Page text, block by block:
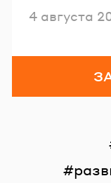
4 августа